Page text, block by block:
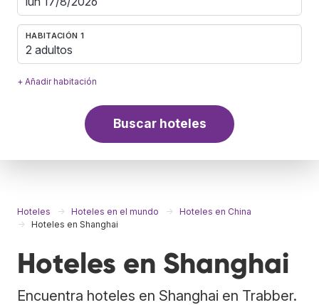
HABITACIÓN 1
2 adultos
+ Añadir habitación
Buscar hoteles
Hoteles Hoteles en el mundo
Hoteles en China
Hoteles en Shanghai
Hoteles en Shanghai
Encuentra hoteles en Shanghai en Trabber.